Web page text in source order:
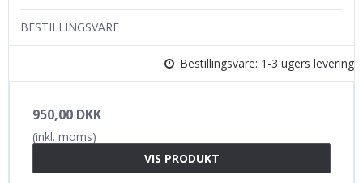
BESTILLINGSVARE
Bestillingsvare: 1-3 ugers levering
950,00 DKK
(inkl. moms)
VIS PRODUKT